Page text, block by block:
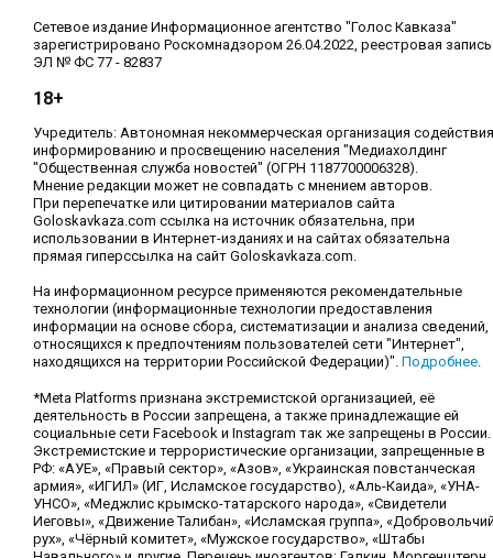
Сетевое издание Информационное агентство "Голос Кавказа"
зарегистрировано Роскомнадзором 26.04.2022, реестровая запись
ЭЛ № ФС 77 - 82837
18+
Учредитель: Автономная некоммерческая организация содействия
информированию и просвещению населения "Медиахолдинг
"Общественная служба новостей" (ОГРН 1187700006328).
Мнение редакции может не совпадать с мнением авторов.
При перепечатке или цитировании материалов сайта
Goloskavkaza.com ссылка на источник обязательна, при
использовании в Интернет-изданиях и на сайтах обязательна
прямая гиперссылка на сайт Goloskavkaza.com.
На информационном ресурсе применяются рекомендательные
технологии (информационные технологии предоставления
информации на основе сбора, систематизации и анализа сведений,
относящихся к предпочтениям пользователей сети "Интернет",
находящихся на территории Российской Федерации)". Подробнее.
*Meta Platforms признана экстремистской организацией, её
деятельность в России запрещена, а также принадлежащие ей
социальные сети Facebook и Instagram так же запрещены в России.
Экстремистские и террористические организации, запрещенные в
РФ: «АУЕ», «Правый сектор», «Азов», «Украинская повстанческая
армия», «ИГИЛ» (ИГ, Исламское государство), «Аль-Каида», «УНА-
УНСО», «Меджлис крымско-татарского народа», «Свидетели
Иеговы», «Движение Талибан», «Исламская группа»,
рух», «Чёрный комитет», «Мужское государство», «Штабы